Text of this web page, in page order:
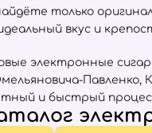
только
вкус и
электронные
и быстрый